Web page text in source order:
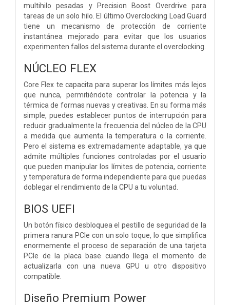
multihilo pesadas y Precision Boost Overdrive para
tareas de un solo hilo. El último Overclocking Load Guard
tiene un mecanismo de protección de corriente
instantánea mejorado para evitar que los usuarios
experimenten fallos del sistema durante el overclocking.​
NÚCLEO FLEX
Core Flex te capacita para superar los límites más lejos
que nunca, permitiéndote controlar la potencia y la
térmica de formas nuevas y creativas. En su forma más
simple, puedes establecer puntos de interrupción para
reducir gradualmente la frecuencia del núcleo de la CPU
a medida que aumenta la temperatura o la corriente.
Pero el sistema es extremadamente adaptable, ya que
admite múltiples funciones controladas por el usuario
que pueden manipular los límites de potencia, corriente
y temperatura de forma independiente para que puedas
doblegar el rendimiento de la CPU a tu voluntad.
BIOS UEFI
Un botón físico desbloquea el pestillo de seguridad de la
primera ranura PCIe con un solo toque, lo que simplifica
enormemente el proceso de separación de una tarjeta
PCIe de la placa base cuando llega el momento de
actualizarla con una nueva GPU u otro dispositivo
compatible.
Diseño Premium Power